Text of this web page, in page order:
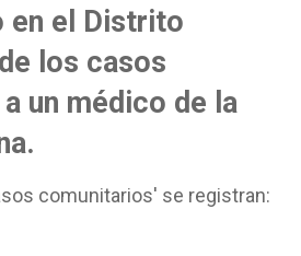
en el Distrito
los casos
un médico de la
comunitarios' se registran: